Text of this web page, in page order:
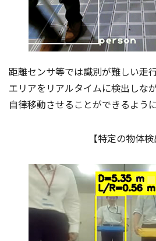
距離センサ等では識別が難しい走
エリアをリアルタイムに検出しな
自律移動させることができるよう
【特定の物体検